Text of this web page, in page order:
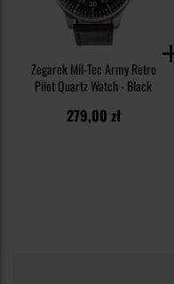
Zegarek Mil-Tec Army Retro
Pilot Quartz Watch - Black
279,00 zł